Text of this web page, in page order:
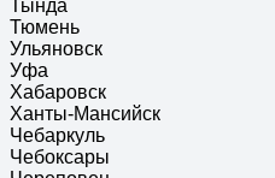
Тында
Тюмень
Ульяновск
Уфа
Хабаровск
Ханты-Мансийск
Чебаркуль
Чебоксары